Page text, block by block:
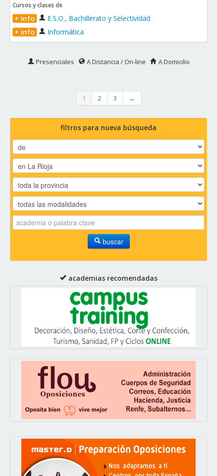
Cursos y clases de
+ info
E.S.O., Bachillerato y Selectividad
+ info
Informática
Presenciales A Distancia / On-line A Domicilio
1 2 3 →
filtros para nueva búsqueda
buscar
academias recomendadas